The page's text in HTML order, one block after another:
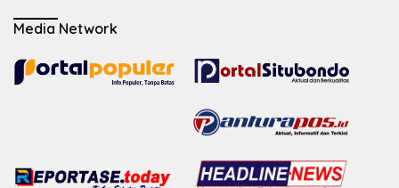
Media Network